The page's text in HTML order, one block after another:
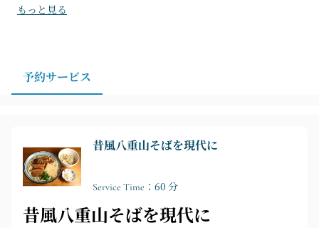
排したい時に、島そば一番地は八重山そばを知るきっか
もっと見る
予約サービス
昔風八重山そばを現代に
Service Time：60 分
昔風八重山そばを現代に